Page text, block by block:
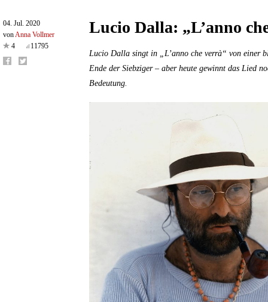
04. Jul. 2020
vonAnna Vollmer
4
11795
Lucio Dalla: „L’anno
Lucio Dalla singt in „L’anno che verrà“ von einer
Ende der Siebziger – aber heute gewinnt das Lied
Bedeutung.